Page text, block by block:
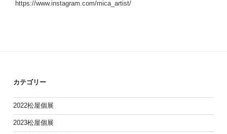
https://www.instagram.com/mica_artist/
カテゴリー
2022松屋個展
2023松屋個展